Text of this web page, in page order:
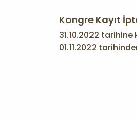
Kongre Kayıt
31.10.2022
01.11.2022